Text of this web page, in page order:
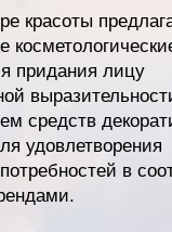
красоты
придания лицу
средств
удовлетворения
в